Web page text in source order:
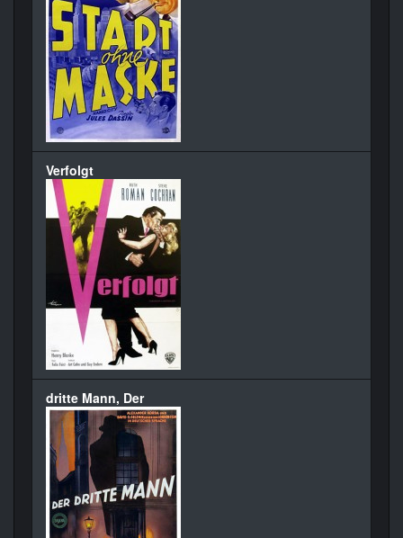
Verfolgt
dritte Mann, Der